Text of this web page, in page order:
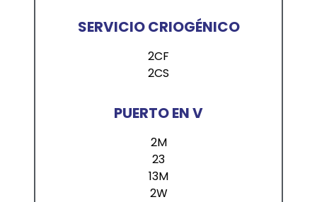
SERVICIO CRIOGÉNICO
2CF
2CS
PUERTO EN V
2M
23
13M
2W